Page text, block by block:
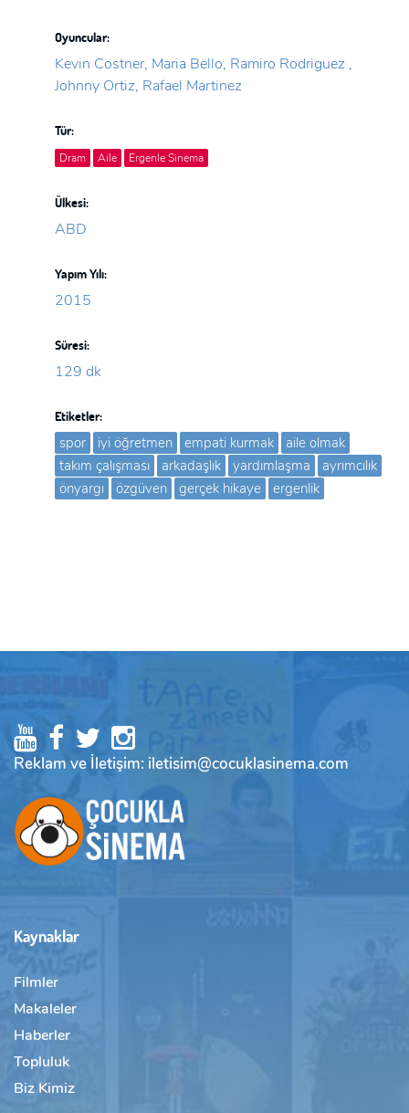
Oyuncular:
Kevin Costner, Maria Bello, Ramiro Rodriguez ,
Johnny Ortiz, Rafael Martinez
Tür:
Dram Aile Ergenle Sinema
Ülkesi:
ABD
Yapım Yılı:
2015
Süresi:
129 dk
Etiketler:
spor iyi öğretmen empati kurmak
aile olmak
takım çalışması
arkadaşlık yardımlaşma
ayrımcılık
önyargı
özgüven gerçek hikaye ergenlik
Reklam ve İletişim: iletisim@cocuklasinema.com
Kaynaklar
Filmler
Makaleler
Haberler
Topluluk
Biz Kimiz